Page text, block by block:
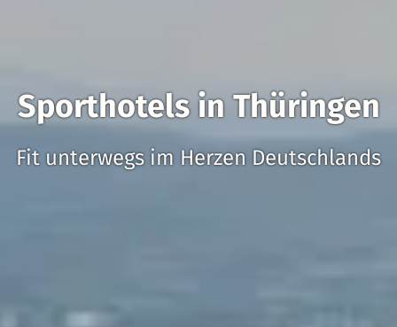
Sporthotels in Thüringen
Fit unterwegs im Herzen Deutschlands